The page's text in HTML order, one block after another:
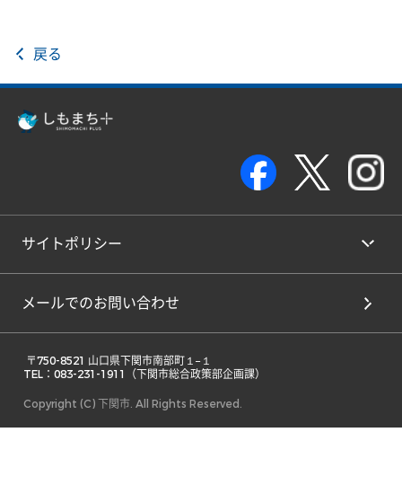
戻る
サイトポリシー
メールでのお問い合わせ
TEL：083-231-1911（下関市総合政策部企画課）
Copyright (C) 下関市. All Rights Reserved.